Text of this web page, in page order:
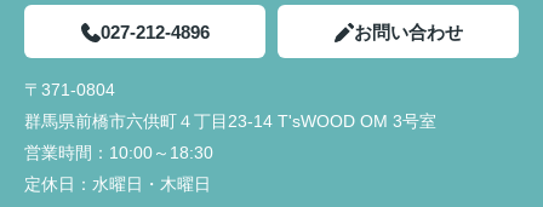
027-212-4896 お問い合わせ
〒371-0804
群馬県前橋市六供町４丁目23‐14 T'sWOOD OM 3号室
営業時間： 10:00～18:30
定休日： 水曜日・木曜日